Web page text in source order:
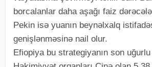
borcalanlar daha aşağı faiz
Pekin isə yuanın beynəlxalq
genişlənməsinə nail olur.
Efiopiya bu strategiyanın son